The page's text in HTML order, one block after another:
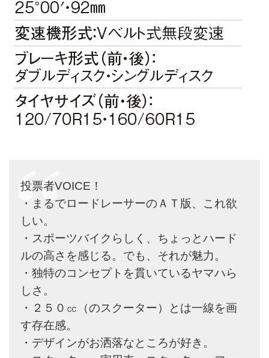
投票者VOICE！
・まるでロードレーサーのＡＴ版、これ欲
しい。
・スポーツバイクらしく、ちょっとハード
ルの高さを感じる。でも、それが魅力。
・独特のコンセプトを貫いているヤマハら
しさ。
・２５０㏄（のスクーター）とは一線を画
す存在感。
・デザインがお洒落なところが好き。